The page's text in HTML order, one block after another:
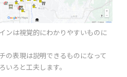
ンは視覚的にわかりやすいものに
の表現は説明できるものになって
いろと工夫します。